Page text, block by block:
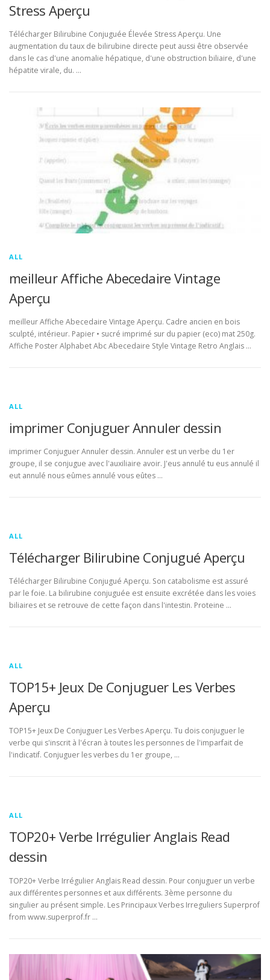
Stress Aperçu
Télécharger Bilirubine Conjuguée Élevée Stress Aperçu. Une
augmentation du taux de bilirubine directe peut aussi être observée
dans le cas d'une anomalie hépatique, d'une obstruction biliaire, d'une
hépatite virale, du. …
ALL
meilleur Affiche Abecedaire Vintage
Aperçu
meilleur Affiche Abecedaire Vintage Aperçu. Cadre ancien en bois
sculpté, intérieur. Papier • sucré imprimé sur du papier (eco) mat 250g.
Affiche Poster Alphabet Abc Abecedaire Style Vintage Retro Anglais …
ALL
imprimer Conjuguer Annuler dessin
imprimer Conjuguer Annuler dessin. Annuler est un verbe du 1er
groupe, il se conjugue avec l'auxiliaire avoir. J'eus annulé tu eus annulé il
eut annulé nous eûmes annulé vous eûtes …
ALL
Télécharger Bilirubine Conjugué Aperçu
Télécharger Bilirubine Conjugué Aperçu. Son catabolisme est assuré
par le foie. La bilirubine conjuguée est ensuite excrétée dans les voies
biliaires et se retrouve de cette façon dans l'intestin. Proteine …
ALL
TOP15+ Jeux De Conjuguer Les Verbes
Aperçu
TOP15+ Jeux De Conjuguer Les Verbes Aperçu. Tu dois conjuguer le
verbe qui s'inscrit à l'écran à toutes les personnes de l'imparfait de
l'indicatif. Conjuguer les verbes du 1er groupe, …
ALL
TOP20+ Verbe Irrégulier Anglais Read
dessin
TOP20+ Verbe Irrégulier Anglais Read dessin. Pour conjuguer un verbe
aux différentes personnes et aux différents. 3ème personne du
singulier au présent simple. Les Principaux Verbes Irreguliers Superprof
from www.superprof.fr …